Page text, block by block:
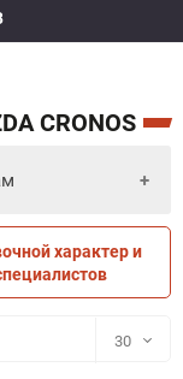
CRONOS
характер и
30